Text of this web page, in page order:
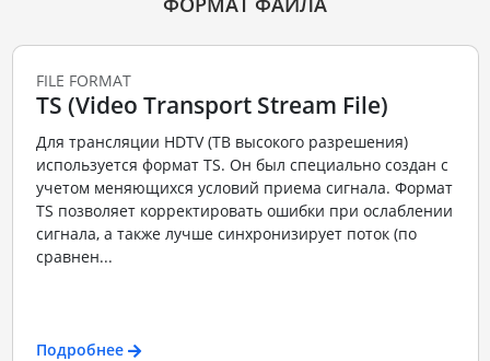
FILE FORMAT
TS (Video Transport Stream File)
Для трансляции HDTV (ТВ высокого разрешения)
используется формат TS. Он был специально создан с
учетом меняющихся условий приема сигнала. Формат
TS позволяет корректировать ошибки при ослаблении
сигнала, а также лучше синхронизирует поток (по
сравнен...
Подробнее